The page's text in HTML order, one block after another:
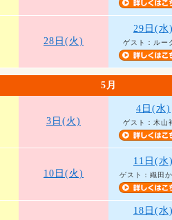
28日(火)
29日(水
ゲスト：ルー
5月
3日(火)
4日(水)
ゲスト：木山
10日(火)
11日(水
ゲスト：織田
18日(水